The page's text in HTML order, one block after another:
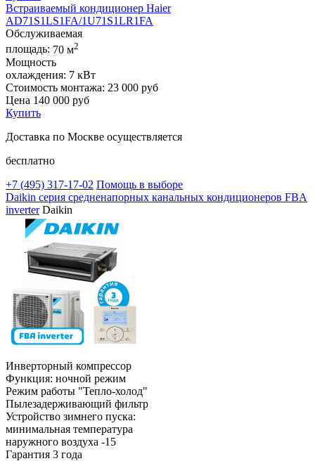
Встраиваемый кондиционер Haier
AD71S1LS1FA/1U71S1LR1FA
Обслуживаемая
площадь: 70 м2
Мощность
охлаждения: 7 кВт
Стоимость монтажа: 23 000 руб
Цена 140 000 руб
Купить
Доставка по Москве осуществляется
бесплатно
+7 (495) 317-17-02 Помощь в выборе
Daikin серия средненапорных канальных кондиционеров FBA
inverter Daikin
Инверторный компрессор
Функция: ночной режим
Режим работы "Тепло-холод"
Пылезадерживающий фильтр
Устройство зимнего пуска:
минимальная температура
наружного воздуха -15
Гарантия 3 года